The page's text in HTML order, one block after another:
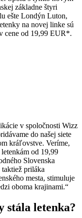
základne štyri
ešte Londýn Luton,
na novej linke sú
cene od 19,99 EUR*.
v spoločnosti Wizz
do našej siete
kráľovstve. Veríme,
od 19,99
Slovenska
priláka
mesta, stimuluje
oboma krajinami.“
stála letenka?